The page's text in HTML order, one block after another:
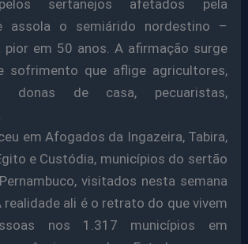
sertanejos afetados pela
assola o semiárido nordestino –
pior em 50 anos. A afirmação surge
sofrimento que aflige agricultores,
donas de casa, pecuaristas,
em Afogados da Ingazeira, Tabira,
e Custódia, municípios do sertão
visitados nesta semana
realidade ali é o retrato do que vivem
nos 1.317 municípios em